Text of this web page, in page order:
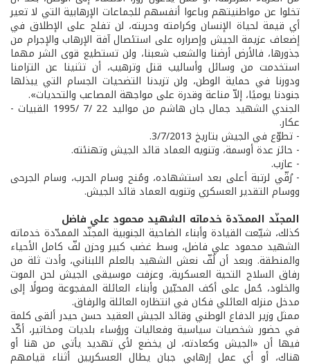
تخلوا عن مواطنيتهم وباعوا أنفسهم للجماعات الإرهابية التي لا تعير
أي قيمة لحياة الإنسان وكرامته وحريته، لن تفلح على الإطلاق في
إضعاف عزيمة الجيش وإصراره على استئصال آفة الإرهاب والإجرام من
جذورها، فالأرض أرضنا والشعب شعبنا، ولن تستطيع قوى الشر مهما
استخدمت من وسائل وأساليب قتل وترهيب، أن تثنينا عن التزامنا
ودورنا في حماية الوطن، ولن تزيدنا التضحيات الجسام التي يبذلها
جنودنا يوميًا، إلاّ مناعة وقدرة على مواجهة المصاعب والتحديات».
الجندي الشهيد جمال جان هاشم من مواليد 22 /7 /1995 القبيات -
عكار.
- تطوّع في الجيش بتاريخ 3/7/2013.
- حائز عدة أوسمة، وتنويه العماد قائد الجيش وتهنئته.
- عازب.
- رُقّي لرتبة أعلى بعد استشهاده، ومُنح وسام الحرب، وسام الجرحى
ووسام التقدير العسكري وتنويه العماد قائد الجيش.
المجنّد الممدّدة خدماته الشهيد محمود علي فاضل
كذلك، شيّعت القيادة وأبناء الضاحية الجنوبية المجنّد الممدّدة خدماته
الشهيد محمود علي فاضل، وسط غضب كبير وحزن لفّ كامل الأحياء
والمنطقة. وبعد أن لُفّ نعش الشهيد بالعلم اللبناني، وأدت ثلة من
رفاق السلاح التحية العسكرية، وعزفت موسيقى الجيش لحن الموت
والخلود، حُمل على أكف المحبّين وأبناء العائلة المفجوعة وصولًا إلى
مدخل منزله العائلي فكان في انتظاره العائلة والرفاق.
ممثل وزير الدفاع الوطني وقائد الجيش العقيد حسن حيدر ألقى كلمة
في حضور شخصيات سياسية وفعاليات ورؤساء بلديات ومخاتير، أكّد
فيها أن «الجيش وكعادته، لن يخضع لأي تهديد يأتي من هنا أو
هناك، أو أي عمل إرهابي جبان يطال العسكريين أثناء قيامهم